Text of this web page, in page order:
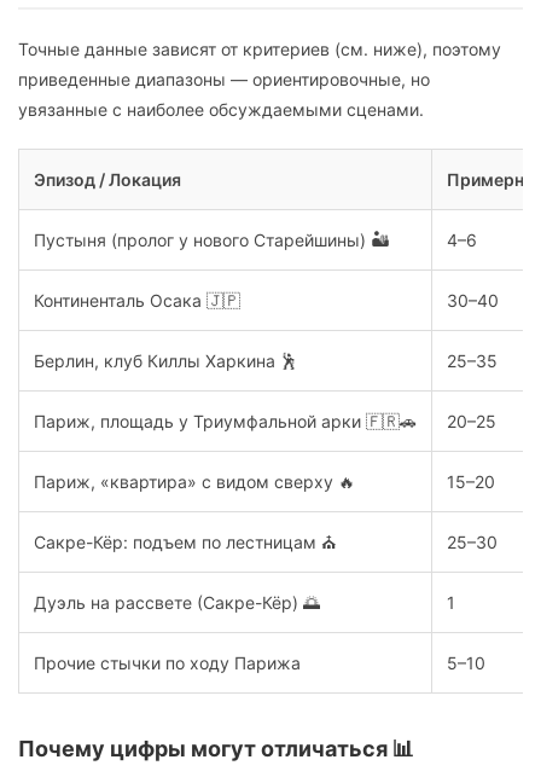
Точные данные зависят от критериев (см. ниже), поэтому
приведенные диапазоны — ориентировочные, но
увязанные с наиболее обсуждаемыми сценами.
Эпизод / Локация Примерно
Пустыня (пролог у нового Старейшины) 🏜️ 4–6
Континенталь Осака 🇯🇵 30–40
Берлин, клуб Киллы Харкина 🕺 25–35
Париж, площадь у Триумфальной арки 🇫🇷🚗 20–25
Париж, «квартира» с видом сверху 🔥 15–20
Сакре-Кёр: подъем по лестницам ⛪ 25–30
Дуэль на рассвете (Сакре-Кёр) 🌅 1
Прочие стычки по ходу Парижа 5–10
Почему цифры могут отличаться 📊